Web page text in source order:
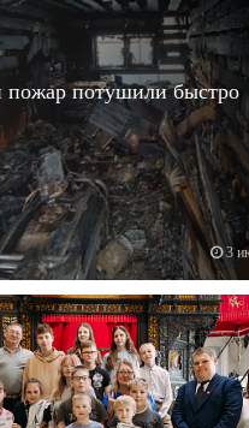
3
пожар потушили быстро